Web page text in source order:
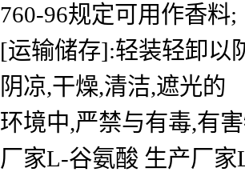
760-96规定可用作香料;
[运输储存]:轻装轻卸以
阴凉,干燥,清洁,遮光的
环境中,严禁与有毒,有
厂家L-谷氨酸 生产厂